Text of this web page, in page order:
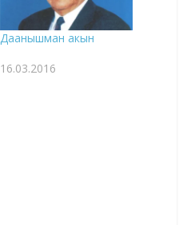
Даанышман акын
16.03.2016